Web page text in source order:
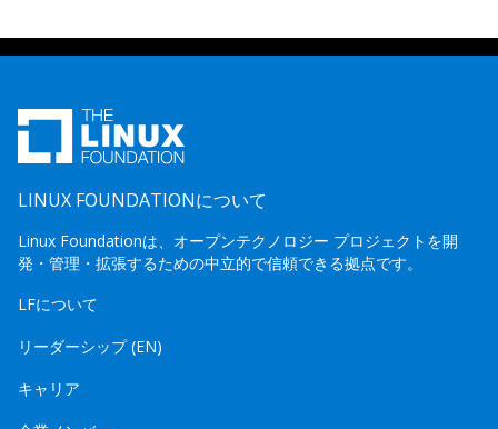
LINUX FOUNDATIONについて
Linux Foundationは、オープンテクノロジー プロジェクトを開
発・管理・拡張するための中立的で信頼できる拠点です。
LFについて
リーダーシップ (EN)
キャリア